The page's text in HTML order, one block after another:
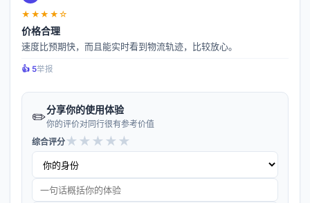
★★★★☆
价格合理
速度比预期快，而且能实时看到物流轨迹，比较放心。
👍️ 5举报
✏️分享你的使用体验
你的评价对同行很有参考价值
综合评分★ ★ ★ ★ ★